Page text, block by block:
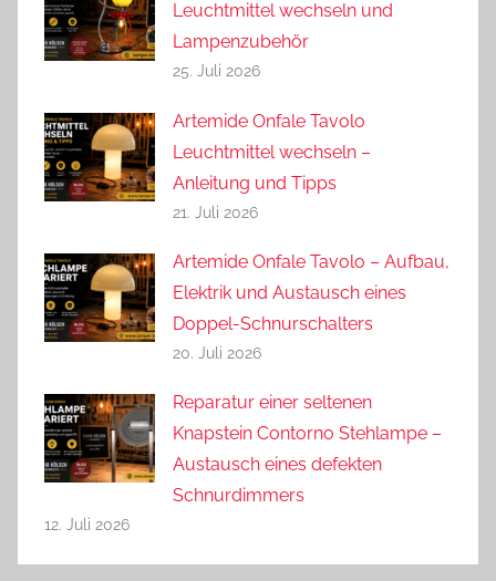
Leuchtmittel wechseln und
Lampenzubehör
25. Juli 2026
Artemide Onfale Tavolo
Leuchtmittel wechseln –
Anleitung und Tipps
21. Juli 2026
Artemide Onfale Tavolo – Aufbau,
Elektrik und Austausch eines
Doppel-Schnurschalters
20. Juli 2026
Reparatur einer seltenen
Knapstein Contorno Stehlampe –
Austausch eines defekten
Schnurdimmers
12. Juli 2026